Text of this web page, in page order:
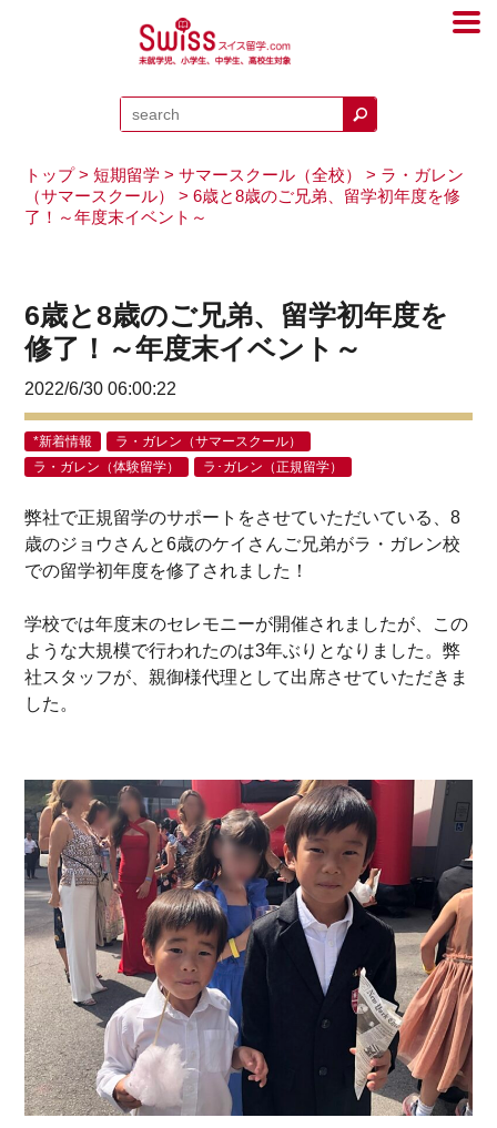
トップ>短期留学 >サマースクール（全校） > ラ・ガレン
（サマースクール）
> 6歳と8歳のご兄弟、留学初年度を修
了！～年度末イベント～
6歳と8歳のご兄弟、留学初年度を
修了！～年度末イベント～
2022/6/30 06:00:22
*新着情報
ラ・ガレン（サマースクール）
ラ・ガレン（体験留学）
ラ･ガレン（正規留学）
弊社で正規留学のサポートをさせていただいている、8
歳のジョウさんと6歳のケイさんご兄弟がラ・ガレン校
での留学初年度を修了されました！
学校では年度末のセレモニーが開催されましたが、この
ような大規模で行われたのは3年ぶりとなりました。弊
社スタッフが、親御様代理として出席させていただきま
した。